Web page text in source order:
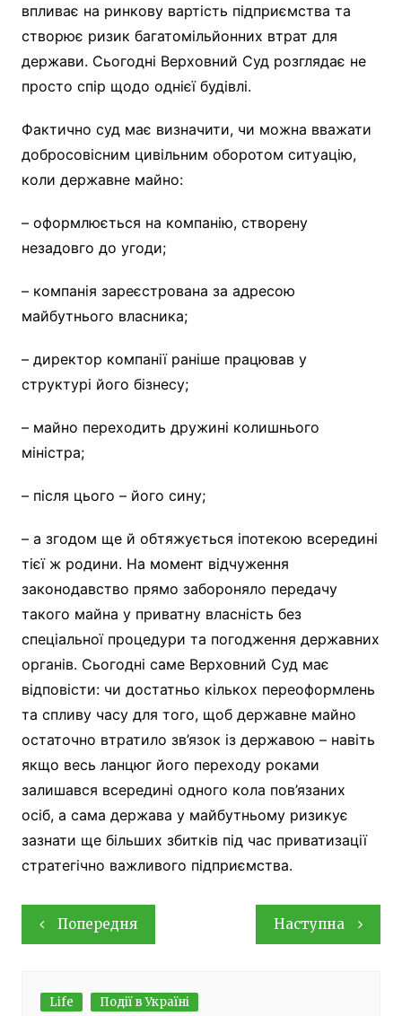
впливає на ринкову вартість підприємства та
створює ризик багатомільйонних втрат для
держави. Сьогодні Верховний Суд розглядає не
просто спір щодо однієї будівлі.
Фактично суд має визначити, чи можна вважати
добросовісним цивільним оборотом ситуацію,
коли державне майно:
– оформлюється на компанію, створену
незадовго до угоди;
– компанія зареєстрована за адресою
майбутнього власника;
– директор компанії раніше працював у
структурі його бізнесу;
– майно переходить дружині колишнього
міністра;
– після цього – його сину;
– а згодом ще й обтяжується іпотекою всередині
тієї ж родини. На момент відчуження
законодавство прямо забороняло передачу
такого майна у приватну власність без
спеціальної процедури та погодження державних
органів. Сьогодні саме Верховний Суд має
відповісти: чи достатньо кількох переоформлень
та спливу часу для того, щоб державне майно
остаточно втратило зв’язок із державою – навіть
якщо весь ланцюг його переходу роками
залишався всередині одного кола пов’язаних
осіб, а сама держава у майбутньому ризикує
зазнати ще більших збитків під час приватизації
стратегічно важливого підприємства.
Навігація
записів
Попередня Наступна
Life Події в Україні